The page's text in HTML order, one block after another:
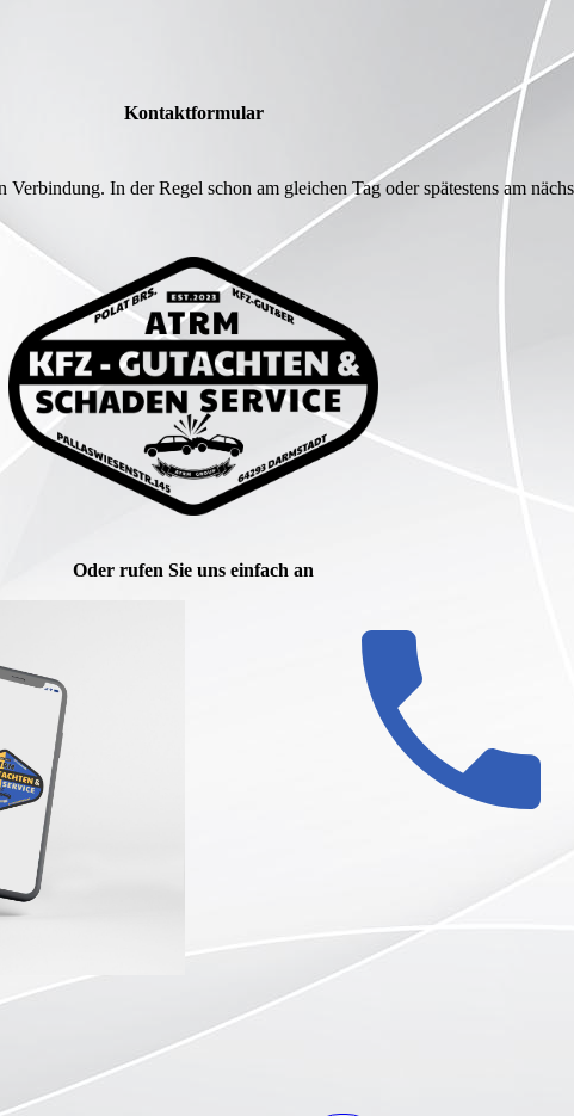
Kontaktformular
In der Regel schon am gleichen Tag oder spätestens am
Oder rufen Sie uns einfach an